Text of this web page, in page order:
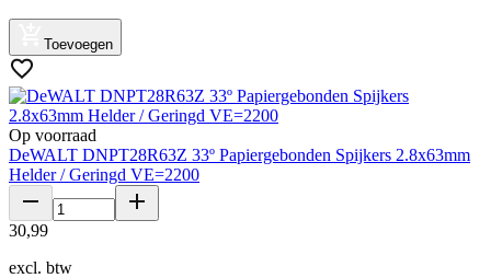
Toevoegen
Op voorraad
DeWALT DNPT28R63Z 33º Papiergebonden Spijkers 2.8x63mm
Helder / Geringd VE=2200
30,99
excl. btw